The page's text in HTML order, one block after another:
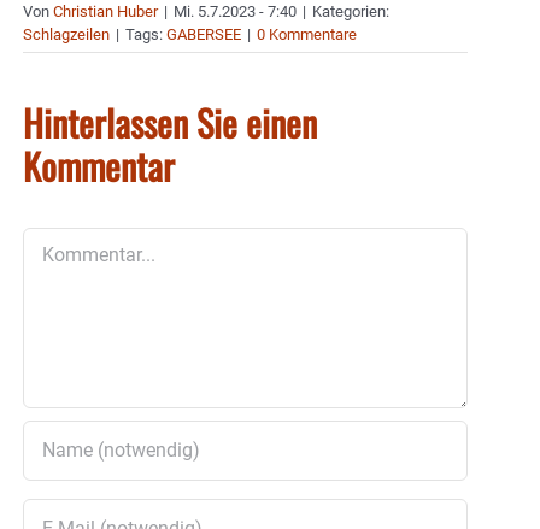
Von Christian Huber | Mi. 5.7.2023 - 7:40 | Kategorien:
Schlagzeilen | Tags: GABERSEE | 0 Kommentare
Hinterlassen Sie einen
Kommentar